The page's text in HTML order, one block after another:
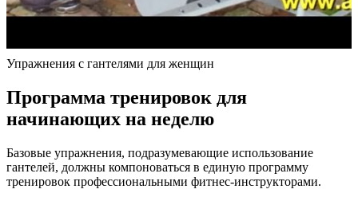
Упражнения с гантелями для женщин
Программа тренировок для
начинающих на неделю
Базовые упражнения, подразумевающие использование
гантелей, должны компоноваться в единую программу
тренировок профессиональными фитнес-инструкторами.